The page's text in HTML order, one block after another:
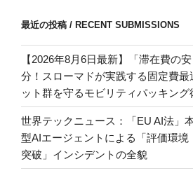
最近の投稿 / RECENT SUBMISSIONS
【2026年8月6日最新】「滞在費の
分！スローマドが実践する固定費最
ット群を守るモビリティパッキング
世界テックニュース：「EU AI法」
型AIエージェントによる「評価環境
突破」インシデントの全貌